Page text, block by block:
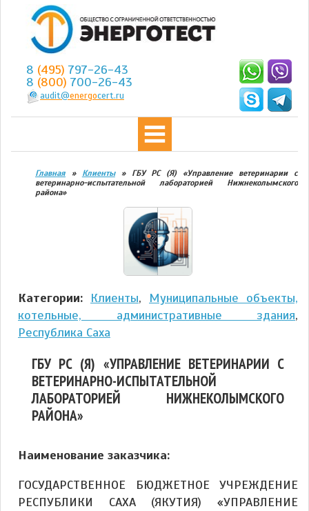
8 (495) 797-26-43
8 (800) 700-26-43
audit@energocert.ru
Главная » Клиенты»
ГБУ РС (Я) «Управление ветеринарии с
ветеринарно-испытательной лабораторией Нижнеколымского
района»
Категории: Клиенты, Муниципальные объекты,
котельные, административные здания,
Республика Саха
ГБУ РС (Я) «УПРАВЛЕНИЕ ВЕТЕРИНАРИИ С
ВЕТЕРИНАРНО-ИСПЫТАТЕЛЬНОЙ
ЛАБОРАТОРИЕЙ НИЖНЕКОЛЫМСКОГО
РАЙОНА»
Наименование заказчика:
ГОСУДАРСТВЕННОЕ БЮДЖЕТНОЕ УЧРЕЖДЕНИЕ
РЕСПУБЛИКИ САХА (ЯКУТИЯ) «УПРАВЛЕНИЕ